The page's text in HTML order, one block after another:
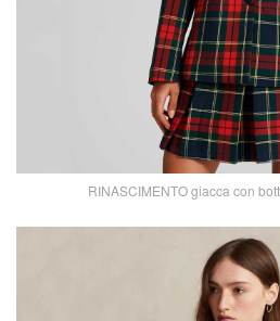
RINASCIMENTO giacca con